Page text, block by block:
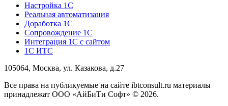
Настройка 1С
Реальная автоматизация
Доработка 1С
Сопровождение 1С
Интеграция 1С с сайтом
1С ИТС
105064, Москва, ул. Казакова, д.27
Все права на публикуемые на сайте ibtconsult.ru материалы
принадлежат ООО «АйБиТи Софт» © 2026.